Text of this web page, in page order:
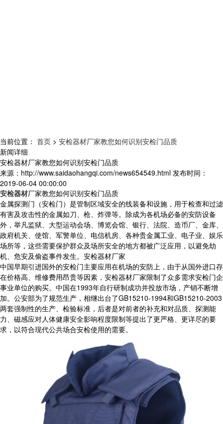
当前位置： 首页 > 安检器材厂家教您如何识别安检门品质
新闻详细
安检器材厂家教您如何识别安检门品质
来源： http://www.saidaohangqi.com/news654549.html 发布时间：
2019-06-04 00:00:00
安检器材厂家教您如何识别安检门品质
金属探测门（安检门）是管制区域安全的线装备和设施，用于检查和过滤
有害及攻击性的金属如刀、枪、炸弹等。除成为各机场必备的安防设备
外，举凡监狱、大型运动会场、博览会馆、银行、法院、造币厂、金库、
政府机关、使馆、军警单位、电信机房、各种贵金属工业、电子业、娱乐
场所等，这些需要保护群众及场所安全的地方都被广泛应用，以避免劫
机、危安及偷盗事件发生。 安检器材厂家
中国早期引进国外的安检门主要应用在机场的安防上，由于从国外进口存
在价格高、维修费用昂贵等因素， 安检器材厂家限制了众多需求安检门企
事业单位的购买。中国在1993年自行研制成功并投放市场，产销不断增
加。公安部为了规范生产，相继出台了GB15210-1994和GB15210-2003
两套强制性的生产、检验标准，后者是对前者的补充和对品质、探测能
力、磁感应对人体健康安全影响程度限制等提出了更严格、更详尽的要
求，以符合现代公共场合安检使用的需要。